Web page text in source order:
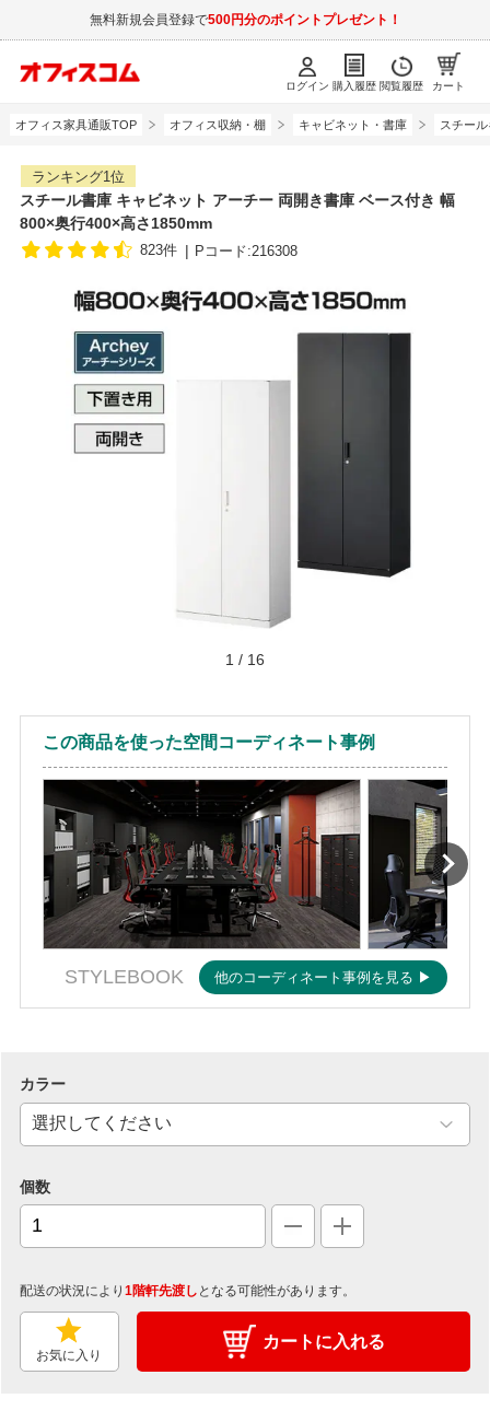
無料新規会員登録で500円分のポイントプレゼント！
ログイン 購入履歴 閲覧履歴 カート
オフィス家具通販TOP オフィス収納・棚 キャビネット・書庫 スチー
ランキング1位
スチール書庫 キャビネット アーチー 両開き書庫 ベース付き 幅
800×奥行400×高さ1850mm
823件 Pコード:216308
1 / 16
この商品を使った空間コーディネート事例
STYLEBOOK 他のコーディネート事例を見る ▶
カラー
個数
配送の状況により 1階軒先渡し となる可能性があります。
お気に入り
カートに入れる